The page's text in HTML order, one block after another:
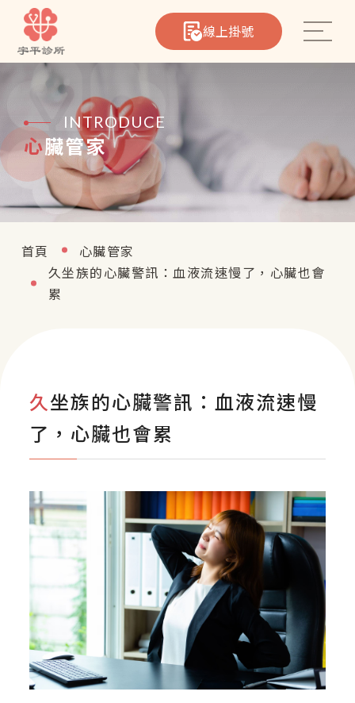
線上掛號
心臟筆記
醫療團隊
影音專區
INTRODUCE
心臟管家
首頁
心臟管家
久坐族的心臟警訊：血液流速慢了，心臟也會
累
久坐族的心臟警訊：血液流速慢
了，心臟也會累